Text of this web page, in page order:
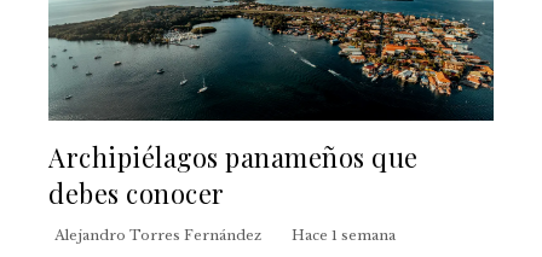
Archipiélagos panameños que
debes conocer
Alejandro Torres Fernández Hace 1 semana